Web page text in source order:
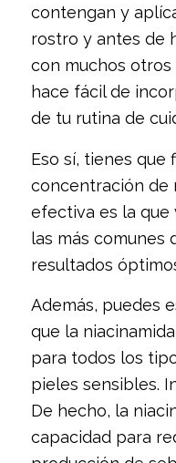
contengan y
rostro y antes de
con muchos
hace fácil de
de tu rutina de
Eso sí, tienes
concentración de
efectiva es la que
las más comunes
resultados
Además, puedes
que la
para todos los
pieles sensibles.
De hecho, la
capacidad para